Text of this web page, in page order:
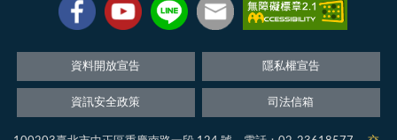
資料開放宣告 隱私權宣告
資訊安全政策 司法信箱